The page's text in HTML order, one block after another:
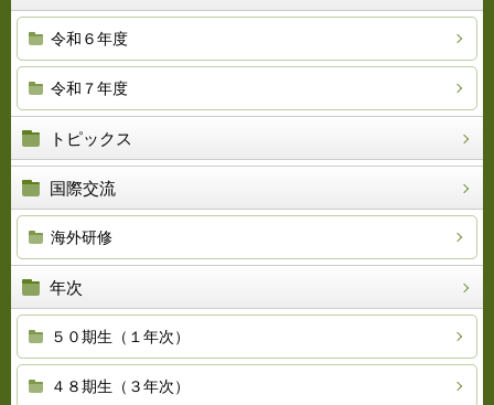
令和６年度
令和７年度
トピックス
国際交流
海外研修
年次
５０期生（１年次）
４８期生（３年次）